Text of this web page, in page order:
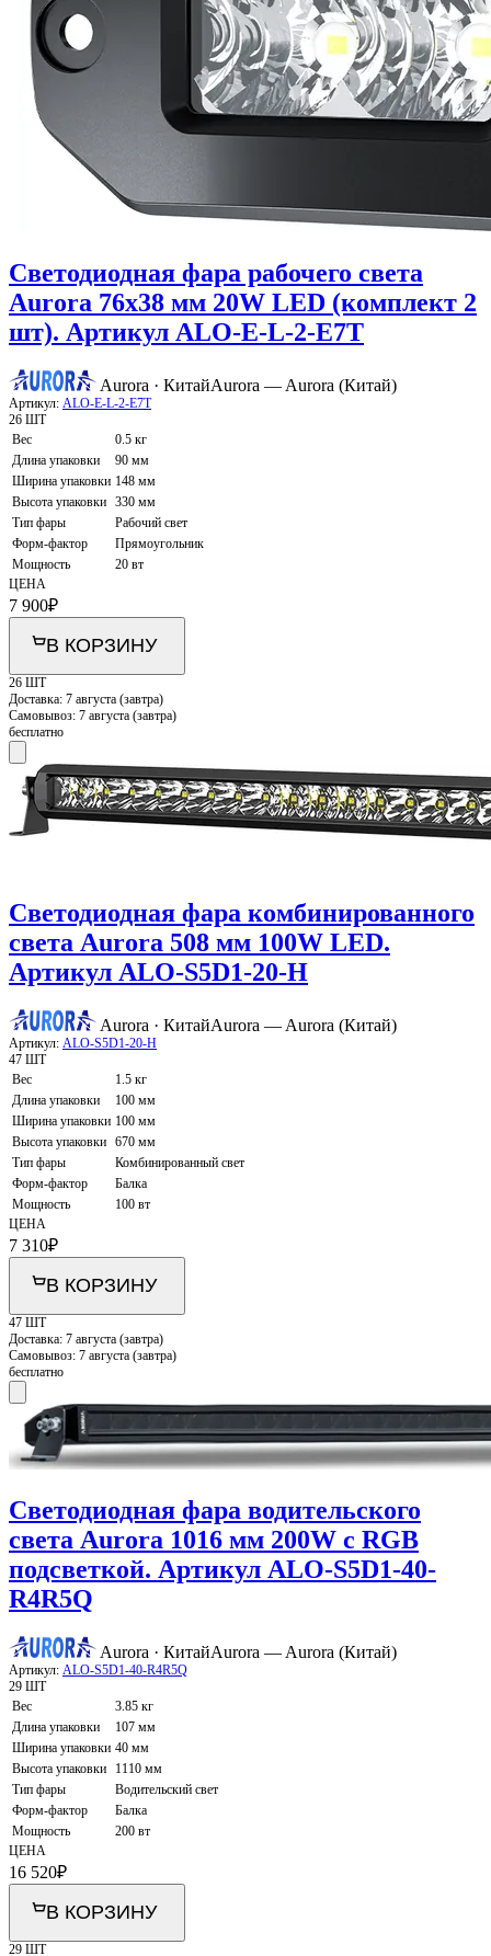
Светодиодная фара рабочего света
Aurora 76x38 мм 20W LED (комплект 2
шт). Артикул ALO-E-L-2-E7T
Aurora · КитайAurora — Aurora (Китай)
Артикул: ALO-E-L-2-E7T
26 ШТ
Вес
0.5 кг
Длина упаковки
90 мм
Ширина упаковки 148 мм
Высота упаковки 330 мм
Тип фары
Рабочий свет
Форм-фактор
Прямоугольник
Мощность
20 вт
ЦЕНА
7 900₽
В КОРЗИНУ
26 ШТ
Доставка: 7 августа (завтра)
Самовывоз: 7 августа (завтра)
бесплатно
Светодиодная фара комбинированного
света Aurora 508 мм 100W LED.
Артикул ALO-S5D1-20-H
Aurora · КитайAurora — Aurora (Китай)
Артикул: ALO-S5D1-20-H
47 ШТ
Вес
1.5 кг
Длина упаковки
100 мм
Ширина упаковки 100 мм
Высота упаковки 670 мм
Тип фары
Комбинированный свет
Форм-фактор
Балка
Мощность
100 вт
ЦЕНА
7 310₽
В КОРЗИНУ
47 ШТ
Доставка: 7 августа (завтра)
Самовывоз: 7 августа (завтра)
бесплатно
Светодиодная фара водительского
света Aurora 1016 мм 200W с RGB
подсветкой. Артикул ALO-S5D1-40-
R4R5Q
Aurora · КитайAurora — Aurora (Китай)
Артикул: ALO-S5D1-40-R4R5Q
29 ШТ
Вес
3.85 кг
Длина упаковки
107 мм
Ширина упаковки 40 мм
Высота упаковки
1110 мм
Тип фары
Водительский свет
Форм-фактор
Балка
Мощность
200 вт
ЦЕНА
16 520₽
В КОРЗИНУ
29 ШТ